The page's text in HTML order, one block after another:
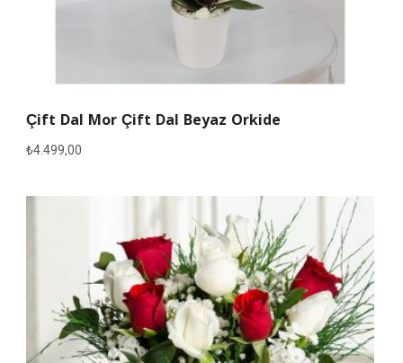
Çift Dal Mor Çift Dal Beyaz Orkide
₺4.499,00